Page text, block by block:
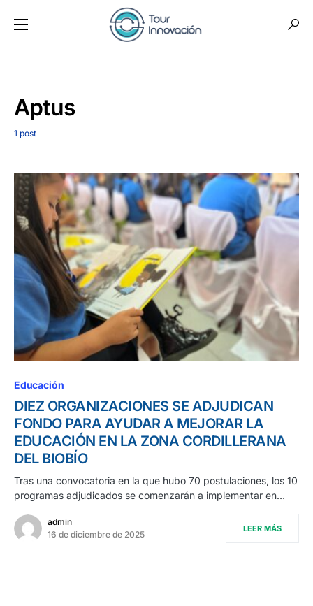
Aptus
1 post
Educación
DIEZ ORGANIZACIONES SE ADJUDICAN
FONDO PARA AYUDAR A MEJORAR LA
EDUCACIÓN EN LA ZONA CORDILLERANA
DEL BIOBÍO
Tras una convocatoria en la que hubo 70 postulaciones, los 10
programas adjudicados se comenzarán a implementar en…
admin
16 de diciembre de 2025
LEER MÁS